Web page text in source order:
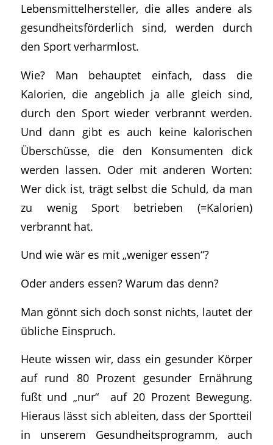
Lebensmittelhersteller, die alles andere als
gesundheitsförderlich sind, werden durch
den Sport verharmlost.
Wie? Man behauptet einfach, dass die
Kalorien, die angeblich ja alle gleich sind,
durch den Sport wieder verbrannt werden.
Und dann gibt es auch keine kalorischen
Überschüsse, die den Konsumenten dick
werden lassen. Oder mit anderen Worten:
Wer dick ist, trägt selbst die Schuld, da man
zu wenig Sport betrieben (=Kalorien)
verbrannt hat.
Und wie wär es mit „weniger essen“?
Oder anders essen? Warum das denn?
Man gönnt sich doch sonst nichts, lautet der
übliche Einspruch.
Heute wissen wir, dass ein gesunder Körper
auf rund 80 Prozent gesunder Ernährung
fußt und „nur“ auf 20 Prozent Bewegung.
Hieraus lässt sich ableiten, dass der Sportteil
in unserem Gesundheitsprogramm, auch